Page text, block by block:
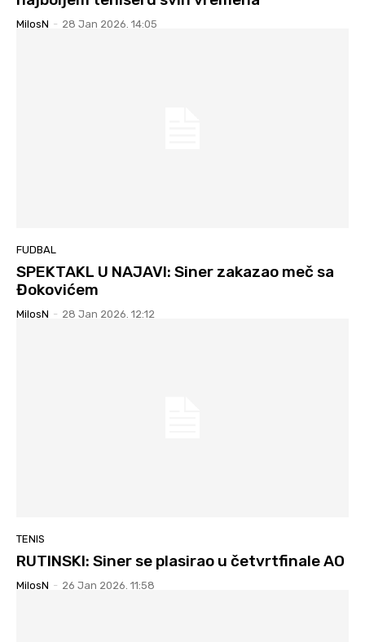
MilosN - 28 Jan 2026. 14:05
FUDBAL
SPEKTAKL U NAJAVI: Siner zakazao meč sa
Đokovićem
MilosN - 28 Jan 2026. 12:12
TENIS
RUTINSKI: Siner se plasirao u četvrtfinale AO
MilosN - 26 Jan 2026. 11:58